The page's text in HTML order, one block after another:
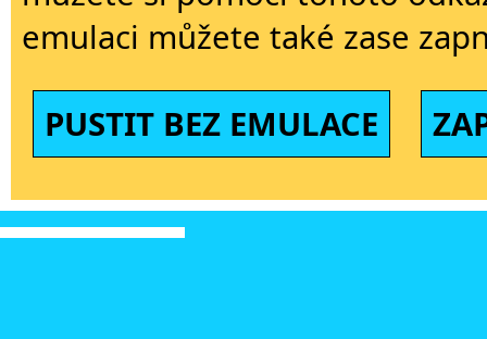
emulaci můžete také zase
PUSTIT BEZ EMULACE